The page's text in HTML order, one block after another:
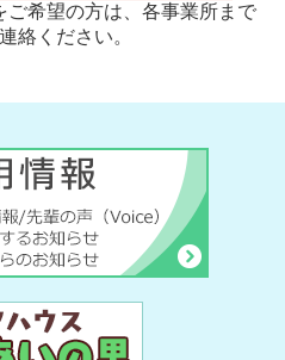
ご希望の方は、各事業所まで
絡ください。